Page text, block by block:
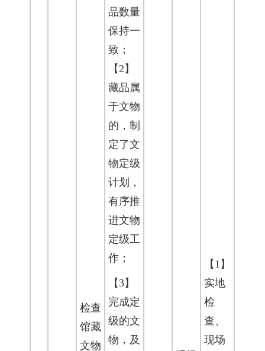
检查
馆藏
文物
品数量
保持一
致；
【2】
藏品属
于文物
的，制
定了文
物定级
计划，
有序推
进文物
定级工
作；
【3】
完成定
级的文
物，及
【1】
实地
检
查、
现场